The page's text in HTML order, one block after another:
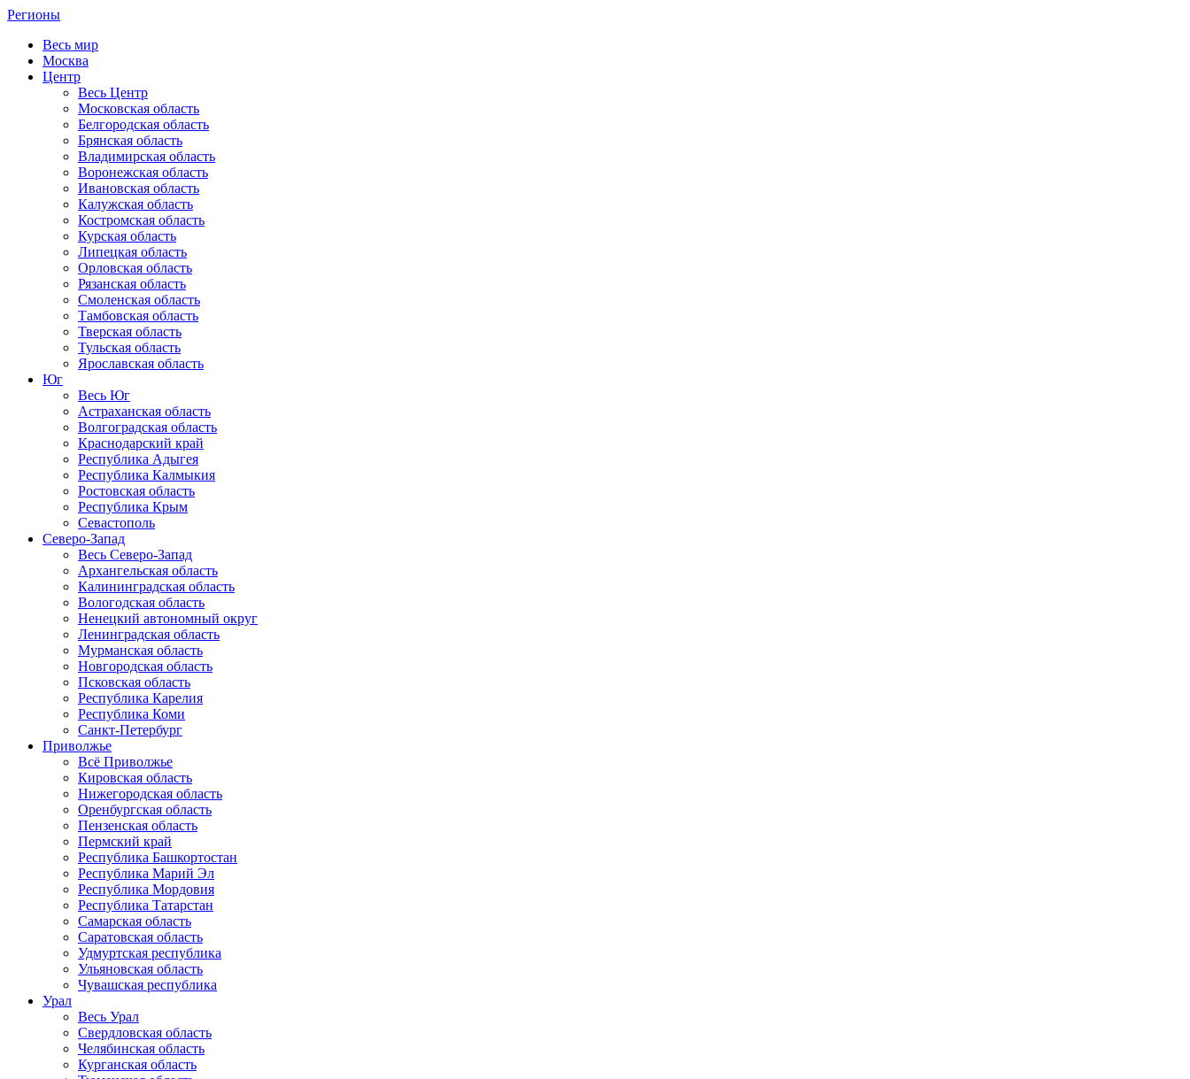
Регионы
Весь мир
Москва
Центр
Весь Центр
Московская область
Белгородская область
Брянская область
Владимирская область
Воронежская область
Ивановская область
Калужская область
Костромская область
Курская область
Липецкая область
Орловская область
Рязанская область
Смоленская область
Тамбовская область
Тверская область
Тульская область
Ярославская область
Юг
Весь Юг
Астраханская область
Волгоградская область
Краснодарский край
Республика Адыгея
Республика Калмыкия
Ростовская область
Республика Крым
Севастополь
Северо-Запад
Весь Северо-Запад
Архангельская область
Калининградская область
Вологодская область
Ненецкий автономный округ
Ленинградская область
Мурманская область
Новгородская область
Псковская область
Республика Карелия
Республика Коми
Санкт-Петербург
Приволжье
Всё Приволжье
Кировская область
Нижегородская область
Оренбургская область
Пензенская область
Пермский край
Республика Башкортостан
Республика Марий Эл
Республика Мордовия
Республика Татарстан
Самарская область
Саратовская область
Удмуртская республика
Ульяновская область
Чувашская республика
Урал
Весь Урал
Свердловская область
Челябинская область
Курганская область